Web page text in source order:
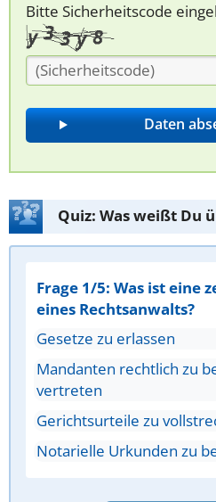
Bitte Sicherheitscode
Quiz: Was weißt Du
Frage 1/5: Was ist eine
eines Rechtsanwalts?
Gesetze zu erlassen
Mandanten rechtlich zu
vertreten
Gerichtsurteile zu
Notarielle Urkunden zu